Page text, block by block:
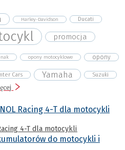
Harley-Davidson Ducati
promocja
opony motocyklowe opony
Inter Cars Yamaha Suzuki
4-T dla motocykli